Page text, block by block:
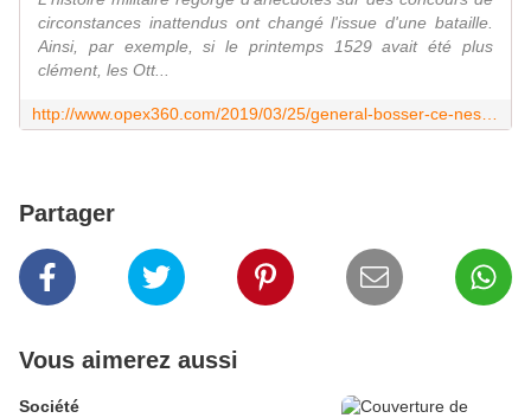
circonstances inattendus ont changé l'issue d'une bataille.
Ainsi, par exemple, si le printemps 1529 avait été plus
clément, les Ott...
Partager
Vous aimerez aussi
Société